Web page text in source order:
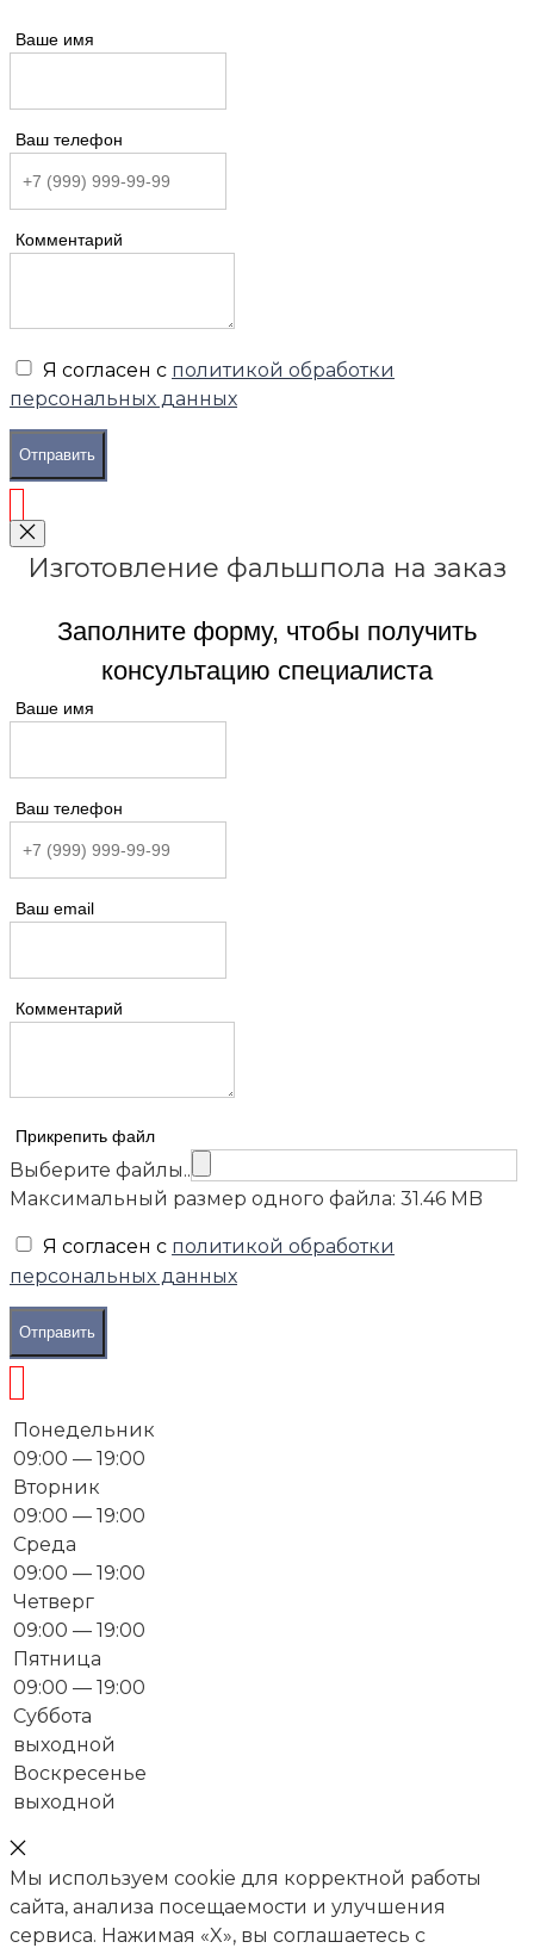
Ваше имя
Ваш телефон
Комментарий
Я согласен с политикой обработки
персональных данных
Отправить
Изготовление фальшпола на заказ
Заполните форму, чтобы получить
консультацию специалиста
Ваше имя
Ваш телефон
Ваш email
Комментарий
Прикрепить файл
Выберите файлы..
Максимальный размер одного файла: 31.46 MB
Я согласен с политикой обработки
персональных данных
Отправить
Понедельник
09:00 — 19:00
Вторник
09:00 — 19:00
Среда
09:00 — 19:00
Четверг
09:00 — 19:00
Пятница
09:00 — 19:00
Суббота
выходной
Воскресенье
выходной
Мы используем cookie для корректной работы
сайта, анализа посещаемости и улучшения
сервиса. Нажимая «X», вы соглашаетесь с